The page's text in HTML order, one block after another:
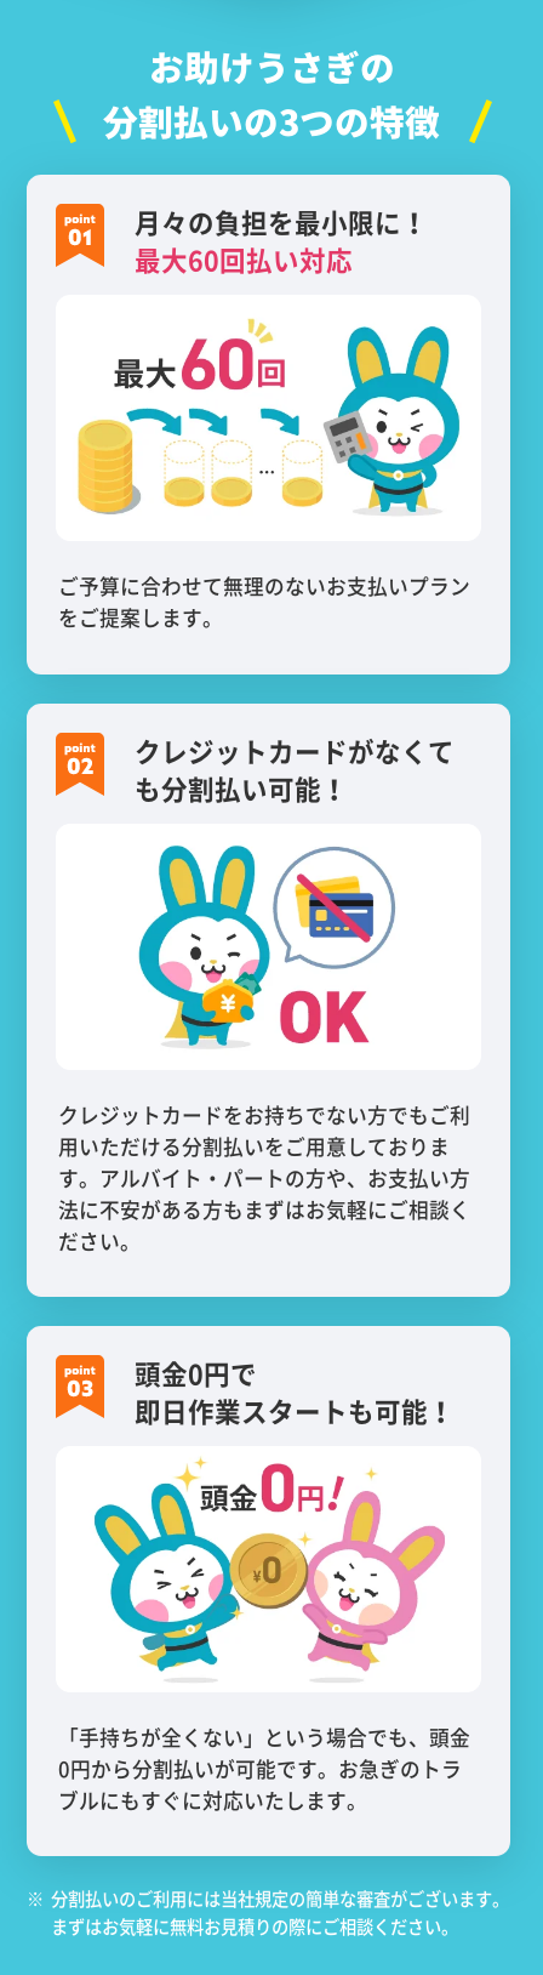
お助けうさぎの
分割払いの3つの特徴
月々の負担を最小限に！
最大60回払い対応
ご予算に合わせて無理のないお支払いプラン
をご提案します。
クレジットカードがなくて
も分割払い可能！
クレジットカードをお持ちでない方でもご利
用いただける分割払いをご用意しておりま
す。アルバイト・パートの方や、お支払い方
法に不安がある方もまずはお気軽にご相談く
ださい。
頭金0円で
即日作業スタートも可能！
「手持ちが全くない」という場合でも、頭金
0円から分割払いが可能です。お急ぎのトラ
ブルにもすぐに対応いたします。
※ 分割払いのご利用には当社規定の簡単な審査がございます。
まずはお気軽に無料お見積りの際にご相談ください。